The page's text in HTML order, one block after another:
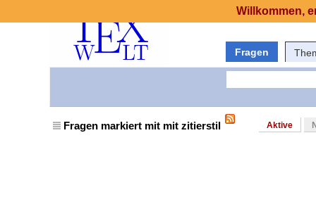
Fragen
Fragen markiert mit mit zitierstil Aktive
Willkommen,